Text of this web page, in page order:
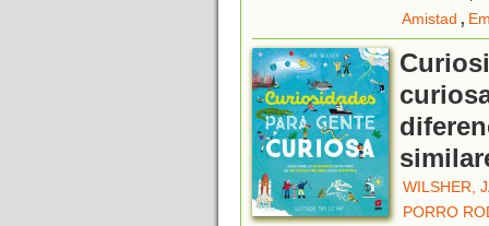
Amistad ,
WILSHER,
PORRO